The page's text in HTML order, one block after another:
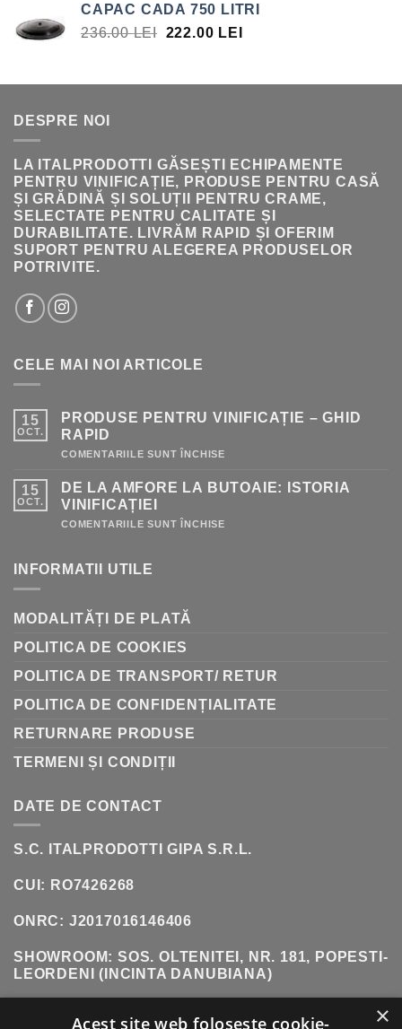
FOST:
396.00 LEI.
308.00 LEI.
CAPAC CADA 750 LITRI
236.00LEI PREȚUL
FOST:
222.00 LEI PREȚUL
222.00 LEI.
DESPRE NOI
LA ITALPRODOTTI GĂSEȘTI ECHIPAMENTE
PENTRU VINIFICAȚIE, PRODUSE PENTRU CASĂ
ȘI GRĂDINĂ ȘI SOLUȚII PENTRU CRAME,
SELECTATE PENTRU CALITATE ȘI
DURABILITATE. LIVRĂM RAPID ȘI OFERIM
SUPORT PENTRU ALEGEREA PRODUSELOR
POTRIVITE.
CELE MAI NOI ARTICOLE
15
OCT.
PRODUSE PENTRU VINIFICAȚIE – GHID
RAPID
COMENTARIILE SUNT ÎNCHISE
VINIFICAȚIE
15
OCT.
DE LA AMFORE LA BUTOAIE: ISTORIA
VINIFICAȚIEI
COMENTARIILE SUNT ÎNCHISE
INFORMATII UTILE
MODALITĂȚI DE PLATĂ
POLITICA DE COOKIES
POLITICA DE TRANSPORT/ RETUR
POLITICA DE CONFIDENȚIALITATE
RETURNARE PRODUSE
TERMENI ȘI CONDIȚII
DATE DE CONTACT
S.C. ITALPRODOTTI GIPA S.R.L.
CUI: RO7426268
ONRC: J2017016146406
SHOWROOM:SOS. OLTENITEI, NR. 181, POPESTI-
LEORDENI (INCINTA DANUBIANA)
×
Acest site web folosește cookie-